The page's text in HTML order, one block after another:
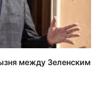
между Зеленским